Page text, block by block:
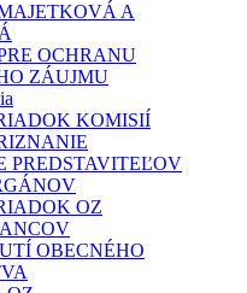
A
OCHRANU
ZÁUJMU
KOMISIÍ
PREDSTAVITEĽOV
OZ
OBECNÉHO